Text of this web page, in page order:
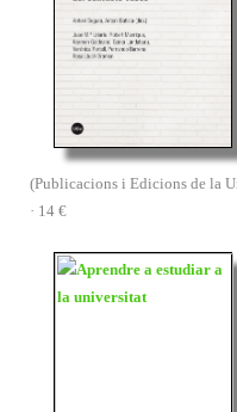
(Publicacions i Edicions de la
· 14 €